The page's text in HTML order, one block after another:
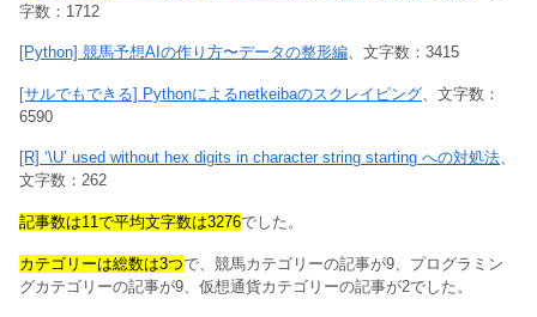
字数：1712
[Python] 競馬予想AIの作り方〜データの整形編、文字数：3415
[サルでもできる] Pythonによるnetkeibaのスクレイピング 、文字数：
6590
[R] ‘\U’ used without hex digits in character string starting への対処法、
文字数：262
記事数は11で平均文字数は3276でした。
カテゴリーは総数は3つで、競馬カテゴリーの記事が9、プログラミン
グカテゴリーの記事が9、仮想通貨カテゴリーの記事が2でした。